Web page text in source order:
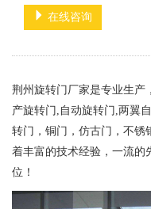
在线咨询
荆州旋转门厂家是专业生产
产旋转门,自动旋转门,两翼
转门，铜门，仿古门，不锈
着丰富的技术经验，一流的
位！